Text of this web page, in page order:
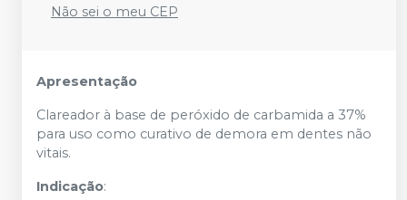
Não sei o meu CEP
Apresentação
Clareador à base de peróxido de carbamida a 37%
para uso como curativo de demora em dentes não
vitais.
Indicação: